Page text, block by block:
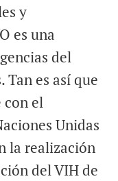
y
es una
del
Tan es así que
con el
Unidas
la realización
del VIH de